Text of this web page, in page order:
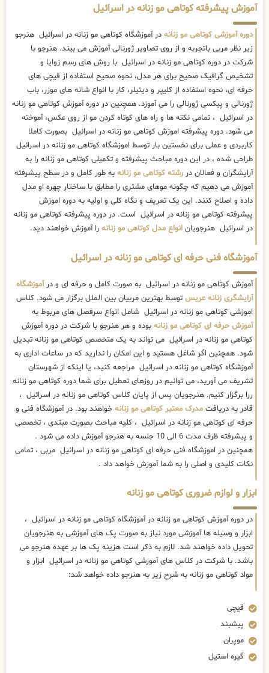
آموزش پیشرفته کوتاهی مو زنانه در اسرائیل
دوره آموزشی کوتاهی مو زنانه در آموزشگاه کوتاهی مو زنانه در اسرائیل هنرجو
زیر نظر مربی باتجربه و از روی تصاویر ژورنالی آموزش می بیند. هنرجو با
شرکت در دوره کوتاهی مو زنانه در اسرائیل با روش های رسم زوایا و
تشخیص گرافیک صحیح برای هر مدل، نحوه صحیح استفاده از قیچی های
حرفه ای، نحوه استفاده از کلیپر و دیتیلر، کار با انواع شانه های موزر، باب
ژورنالی و پیکسی ژورنالی را می آموزد. همچنین در دوره آموزش کوتاهی مو زنانه
در اسرائیل ، تمامی نکته ها و راه های کوتاه کردن مو از روی عکس، آموخته
می شود. دوره پیشرفته اموزش کوتاهی مو زنانه در اسرائیل بصورت کاملا
کاربردی و عملی برای نخستین بار توسط اموزشگاه کوتاهی مو زنانه در اسرائیل
طراحی شده ، در این دوره مباحث پیشرفته و تکمیلی کوتاهی مو زنانه را به
آرایشگران و فعالان در رشته کوتاهی مو زنانه به طور کامل و در سطح پیشرفته
آموزش می دهیم که چگونه موهای مشتری را مطابق با ساختار چهره او مدل
داده و اصلاح کنند. این یک تعریف و نگاه کلی و اولیه به دوره اموزش
پیشرفته کوتاهی مو زنانه در اسرائیل است. در دوره پیشرفته کوتاهی مو زنانه
در اسرائیل هنرجویان انواع مدل کوتاهی مو زنانه را آموزش خواهند دید.
آموزشگاه فنی حرفه ای کوتاهی مو زنانه در اسرائیل
آموزش کوتاهی مو زنانه در اسرائیل به صورت کامل و حرفه ای و درآموزشگاه
آرایشگری زنانه عریس توسط بهترین مربیان بین الملل برگزار می شود. کلاس
اموزشی کوتاهی مو زنانه در اسرائیل شامل انواع سرفصل های مربوط به
آموزش حرفه ای کوتاهی مو زنانه بوده و هر هنرجو با شرکت در دوره آموزش
کوتاهی مو زنانه در اسرائیل می تواند به یک متخصص کوتاهی مو زنانه تبدیل
شود. همچنین اگر شاغل هستید و این امکان را ندارید که در ساعات اداری به
آموزشگاه کوتاهی مو زنانه در اسرائیل مراجعه کنید، یا اینکه از شهرستان
تشریف می آورید، می توانیم در روزهای تعطیل برای شما دوره کوتاهی مو زنانه
ررا برگزار کنیم. هنرجویان پس از پایان کلاس کوتاهی مو زنانه در اسرائیل ،
قادر به دریافت مدرک معتبر کوتاهی مو زنانه خواهند بود. در آموزشگاه فنی و
حرفه ای کوتاهی مو زنانه در اسرائیل ، کلیه مباحث بصورت مبتدی ، تخصصی
و پیشرفته ظرف مدت 6 الی 10 جلسه به هنرجو آموزش داده می شود .
همچنین در اموزشگاه فنی حرفه ای کوتاهی مو زنانه در اسرائیل مربی ، تمامی
نکات کلیدی و اصلی را به شما آموزش خواهد داد .
ابزار و لوازم ضروری کوتاهی مو زنانه
در دوره آموزش کوتاهی مو زنانه در آموزشگاه کوتاهی مو زنانه در اسرائیل ،
ابزار و وسیله ها آموزشی مورد نیاز به صورت پک های آموزشی به هنرجویان
تحویل داده خواهند شد. لازم به ذکر است هزینه پک ها بر عهده هنرجو می
باشد. با شرکت در کلاس های آموزشی کوتاهی مو زنانه در اسرائیل ابزار و
مواد کوتاهی مو زنانه به شرح زیر به هنرجو داده خواهد شد:
قیچی
پیشبند
موپران
گیره استیل